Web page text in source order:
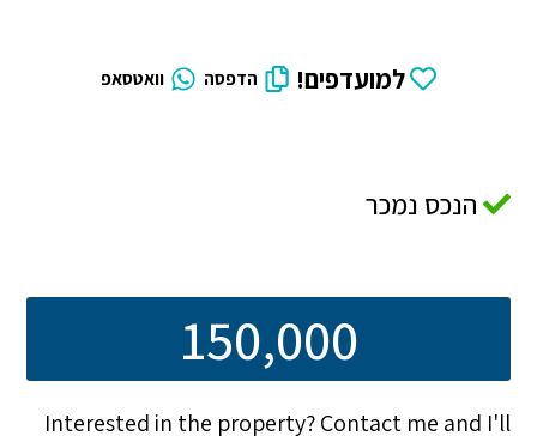
למועדפים! הדפסה וואטסאפ
הנכס נמכר
150,000
Interested in the property? Contact me and I'll